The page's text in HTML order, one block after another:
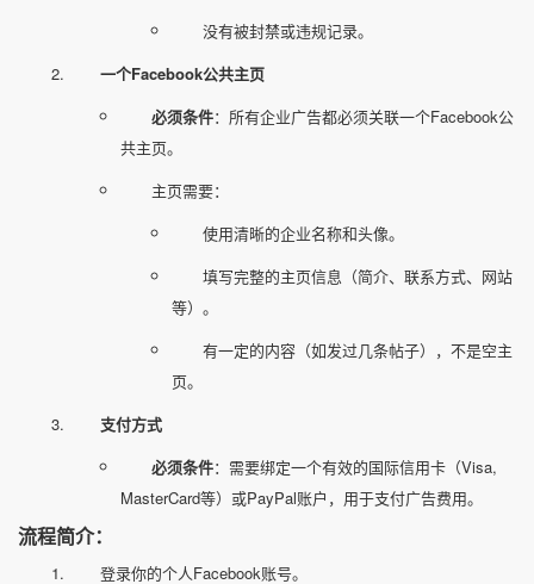
没有被封禁或违规记录。
一个Facebook公共主页
必须条件：所有企业广告都必须关联一个Facebook公
共主页。
主页需要：
使用清晰的企业名称和头像。
填写完整的主页信息（简介、联系方式、网站
等）。
有一定的内容（如发过几条帖子），不是空主
页。
支付方式
必须条件：需要绑定一个有效的国际信用卡（Visa,
MasterCard等）或PayPal账户，用于支付广告费用。
流程简介：
登录你的个人Facebook账号。